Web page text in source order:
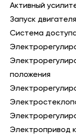
Активный
Запуск
Система
положения
Электропривод